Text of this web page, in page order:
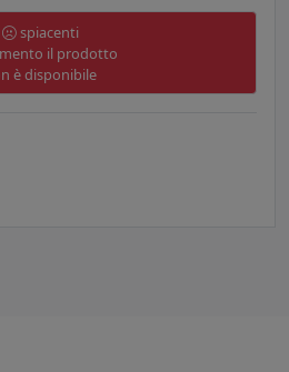
spiacenti
il prodotto
è disponibile